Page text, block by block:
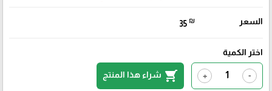
السعر 35 ₪
اختر الكمية
-
+
shopping_cart شراء هذا المنتج